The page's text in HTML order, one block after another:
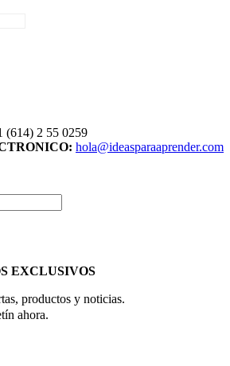
(614) 2 55 0259
hola@ideasparaaprender.com
EXCLUSIVOS
productos y noticias.
ahora.